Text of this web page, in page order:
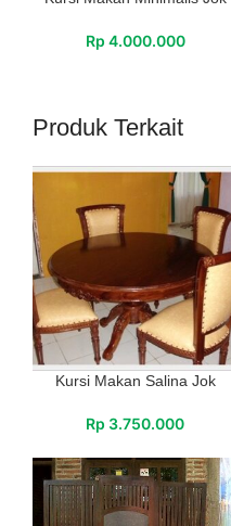
Rp 4.000.000
Produk Terkait
Kursi Makan Salina Jok
Rp 3.750.000